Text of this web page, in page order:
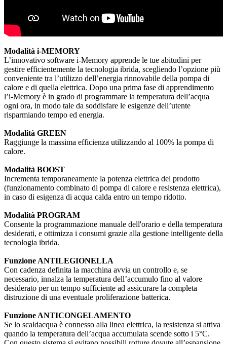
Modalità i-MEMORY
L’innovativo software i-Memory apprende le tue abitudini per
gestire efficientemente la tecnologia ibrida, scegliendo l’opzione più
conveniente tra l’utilizzo dell’energia rinnovabile della pompa di
calore e di quella elettrica. Dopo una prima fase di apprendimento
l’i-Memory è in grado di programmare la temperatura dell’acqua
ogni ora, in modo tale da soddisfare le esigenze dell’utente
risparmiando tempo ed energia.
Modalità GREEN
Raggiunge la massima efficienza utilizzando al 100% la pompa di
calore.
Modalità BOOST
Incrementa temporaneamente la potenza elettrica del prodotto
(funzionamento combinato di pompa di calore e resistenza elettrica),
in caso di esigenza di acqua calda entro un tempo ridotto.
Modalità PROGRAM
Consente la programmazione manuale dell'orario e della temperatura
desiderati, e ottimizza i consumi grazie alla gestione intelligente della
tecnologia ibrida.
Funzione ANTILEGIONELLA
Con cadenza definita la macchina avvia un controllo e, se
necessario, innalza la temperatura dell’accumulo fino al valore
desiderato per un tempo sufficiente ad assicurare la completa
distruzione di una eventuale proliferazione batterica.
Funzione ANTICONGELAMENTO
Se lo scaldacqua è connesso alla linea elettrica, la resistenza si attiva
quando la temperatura dell’acqua accumulata scende sotto i 5°C.